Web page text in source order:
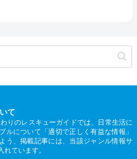
て
りのレスキューガイドでは、日常生活に
ルについて「適切で正しく有益な情報」
う、掲載記事には、当該ジャンル情報サ
ています。